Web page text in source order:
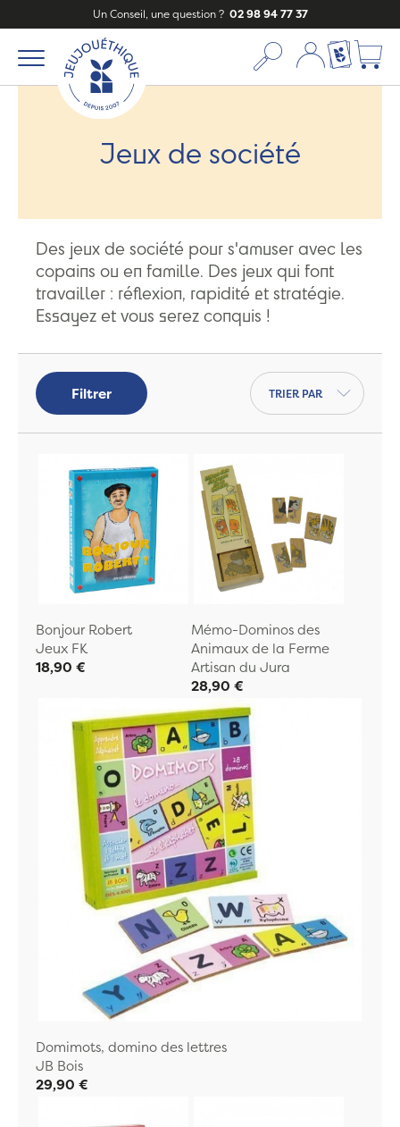
Un Conseil, une question ? 02 98 94 77 37
Mon compte
Ma liste
Jeux de société
Des jeux de société pour s'amuser avec les
copains ou en famille. Des jeux qui font
travailler : réflexion, rapidité et stratégie.
Essayez et vous serez conquis !
Filtrer
Trier par
Bonjour Robert
Jeux FK
18,90 €
Mémo-Dominos des
Animaux de la Ferme
Artisan du Jura
28,90 €
Domimots, domino des lettres
JB Bois
29,90 €